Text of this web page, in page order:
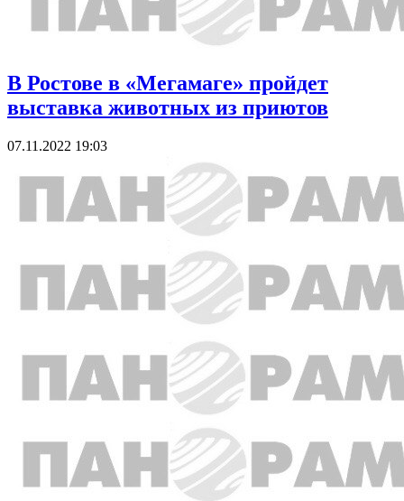
В Ростове в «Мегамаге» пройдет
выставка животных из приютов
07.11.2022 19:03